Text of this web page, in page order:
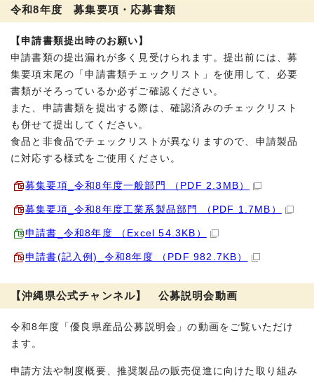
令和8年度 募集要項・応募書類
【申請書類提出時のお願い】
申請書類の提出漏れが多く見受けられます。提出前には、募
集要項末尾の「申請書類チェックリスト」を使用して、必要
書類がそろっているか必ずご確認ください。
また、申請書類を提出する際は、確認済みのチェックリスト
も併せて提出してください。
食品と非食品でチェックリストが異なりますので、申請製品
に対応する様式をご使用ください。
募集要項_令和8年度一般部門 （PDF 2.3MB）
募集要項_令和8年度工業系製品部門 （PDF 1.7MB）
申請書_令和8年度 （Excel 54.3KB）
申請書(記入例)_令和8年度 （PDF 982.7KB）
【沖縄県公式チャンネル】 公募説明会動画
令和8年度「優良県産品公募説明会」の動画をご覧いただけ
ます。
申請方法や制度概要、推奨製品の販売促進に向けた取り組み